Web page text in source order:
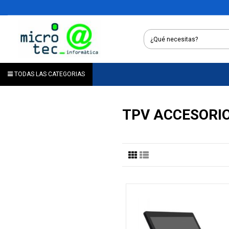
TODAS LAS CATEGORIAS
TPV